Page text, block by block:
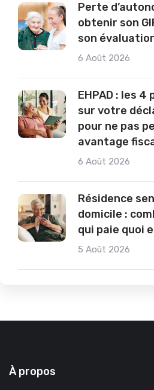
Perte
obtenir son
son
6 Août 2026
EHPAD : les
sur votre
pour ne pas
avantage
6 Août 2026
Résidence
domicile :
qui paie quoi
5 Août 2026
À propos